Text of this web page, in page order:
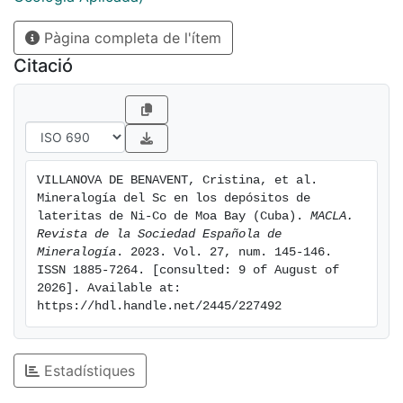
Chassé, 2016). Por eso, siempre se extrae como
subproducto de otros metales y materias primas (p.
ej., Fe, REE, Ti, Zr, U, Ni, apatito, Al; USGS, 2022).
Aproximadamente el 90 % de la producción mundial
de Sc proviene del depósito de REE-Fe-Nb de Bayan
Obo (China), seguido por los complejos
carbonatíticos-alcalinos de Rusia y Ucrania. A parte de
estos yacimientos primarios, existen importantes
recursos de Sc en depósitos secundarios,
principalmente en lateritas formadas a partir de la
meteorización de complejos de tipo Ural-Alaska (p.ej.,
Chassé et al., 2016) y a partir de complejos ofiolíticos
(p.ej., Aiglsperger et al., 2016). De hecho, en el
están recuperando 7-8 toneladas/año de óxido de Sc
por lixiviación ácida (USGS, 2022).
Pàgina completa de l'ítem
Citació
VILLANOVA DE BENAVENT, Cristina, et al.
Mineralogía del Sc en los depósitos de
lateritas de Ni-Co de Moa Bay (Cuba). MACLA.
Revista de la Sociedad Española de
Mineralogía . 2023. Vol. 27, num. 145-146.
ISSN 1885-7264. [consulted: 9 of August of
2026]. Available at:
https://hdl.handle.net/2445/227492
Estadístiques